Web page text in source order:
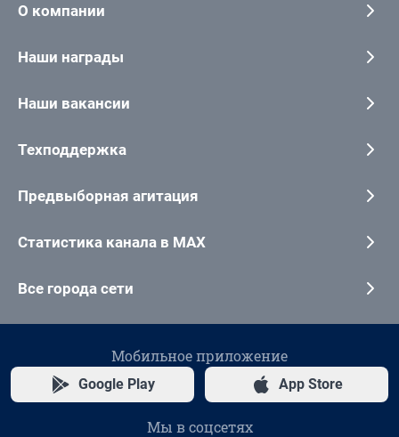
О компании
Наши награды
Наши вакансии
Техподдержка
Предвыборная агитация
Статистика канала в MAX
Все города сети
Мобильное приложение
Google Play App Store
Мы в соцсетях